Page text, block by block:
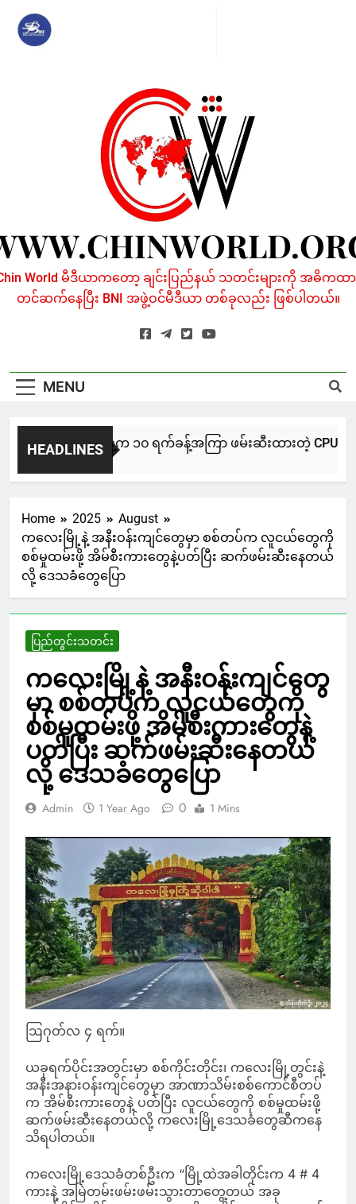
content
World မီဒီယာကတော့ ချင်းပြည်နယ် သတင်းများကို အဓိကထာ
တင်ဆက်နေပြီး BNI အဖွဲ့ဝင်မီဒီယာ တစ်ခုလည်း ဖြစ်ပါတယ်။
MENU
HEADLINES
NUG မကွေးအဖွဲ့က ၁၀ ရက်ခန့်အကြာ ဖမ်းဆီးထားတဲ့ CPU
7 Hours Ago
Home 2025
August
ကလေးမြို့နဲ့ အနီးဝန်းကျင်တွေမှာ စစ်တပ်က လူငယ်တွေကို
စစ်မှုထမ်းဖို့ အိမ်စီးကားတွေနဲ့ပတ်ပြီး ဆက်ဖမ်းဆီးနေတယ်
လို့ ဒေသခံတွေပြော
ပြည်တွင်းသတင်း
ကလေးမြို့နဲ့ အနီးဝန်းကျင်တွေ
မှာ စစ်တပ်က လူငယ်တွေကို
စစ်မှုထမ်းဖို့ အိမ်စီးကားတွေနဲ့
ပတ်ပြီး ဆက်ဖမ်းဆီးနေတယ်
လို့ ဒေသခံတွေပြော
Admin 1 Year Ago 0 1 Mins
ဩဂုတ်လ ၄ ရက်။
ယခုရက်ပိုင်းအတွင်းမှာ စစ်ကိုင်းတိုင်း၊ ကလေးမြို့တွင်းနဲ့
အနီးအနားဝန်းကျင်တွေမှာ အာဏာသိမ်းစစ်ကောင်စီတပ်
က အိမ်စီးကားတွေနဲ့ ပတ်ပြီး လူငယ်တွေကို စစ်မှုထမ်းဖို့
ဆက်ဖမ်းဆီးနေတယ်လို့ ကလေးမြို့ဒေသခံတွေဆီကနေ
သိရပါတယ်။
ကလေးမြို့ဒေသခံတစ်ဦးက “မြို့ထဲအခါတိုင်းက 4 # 4
ကားနဲ့ အမြဲတမ်းဖမ်းဖမ်းသွားတာတွေ့တယ် အခု